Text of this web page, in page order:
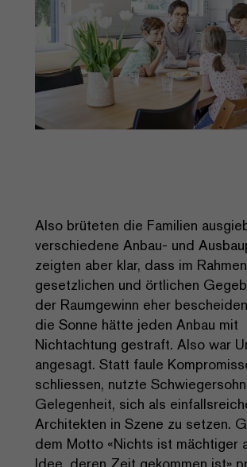
Also brüteten die Familien
verschiedene Anbau- und
zeigten aber klar, dass im
gesetzlichen und örtlichen
der Raumgewinn eher
die Sonne hätte jeden Anbau mit
Nichtachtung gestraft. Also war
angesagt. Statt faule
schliessen, nutzte
Gelegenheit, sich als
Architekten in Szene zu setzen.
dem Motto «Nichts ist mächtiger